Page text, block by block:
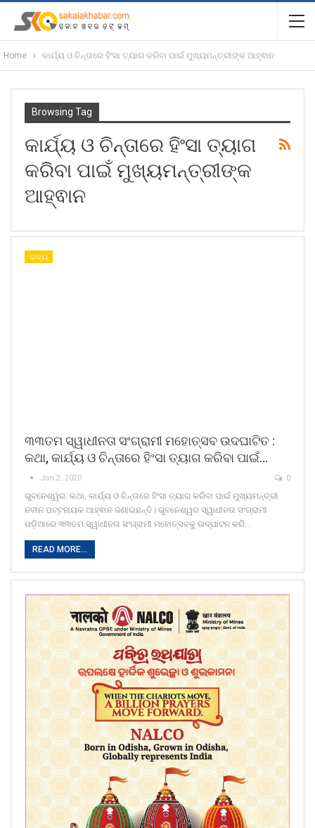
Home କାର୍ଯ୍ୟ ଓ ଚିନ୍ତାରେ ହିଂସା ତ୍ୟାଗ କରିବା ପାଇଁ ମୁଖ୍ୟମନ୍ତ୍ରୀଙ୍କ ଆହ୍ଵାନ
Browsing Tag
କାର୍ଯ୍ୟ ଓ ଚିନ୍ତାରେ ହିଂସା ତ୍ୟାଗ
କରିବା ପାଇଁ ମୁଖ୍ୟମନ୍ତ୍ରୀଙ୍କ
ଆହ୍ଵାନ
ରାଜ୍ୟ
୩୩ତମ ସ୍ୱାଧୀନତା ସଂଗ୍ରାମୀ ମହୋତ୍ସବ ଉଦଘାଟିତ :
କଥା, କାର୍ଯ୍ୟ ଓ ଚିନ୍ତାରେ ହିଂସା ତ୍ୟାଗ କରିବା ପାଇଁ…
Jan 2, 2020 0
ଭୁବନେଶ୍ୱର: କଥା, କାର୍ଯ୍ୟ ଓ ଚିନ୍ତାରେ ହିଂସା ତ୍ୟାଗ କରିବା ପାଇଁ ମୁଖ୍ୟମନ୍ତ୍ରୀ
ନବୀନ ପଟ୍ଟନାୟକ ଆହ୍ଵାନ ଜଣାଇଛନ୍ତି। ଭୁବନେଶ୍ୱର ସ୍ୱାଧୀନତା ସଂଗ୍ରାମୀ
ପଡ଼ିଆରେ ୩୩ତମ ସ୍ୱାଧୀନତା ସଂଗ୍ରାମୀ ମହୋତ୍ସବକୁ ଉଦ୍‌ଘାଟନ କରି…
READ MORE...